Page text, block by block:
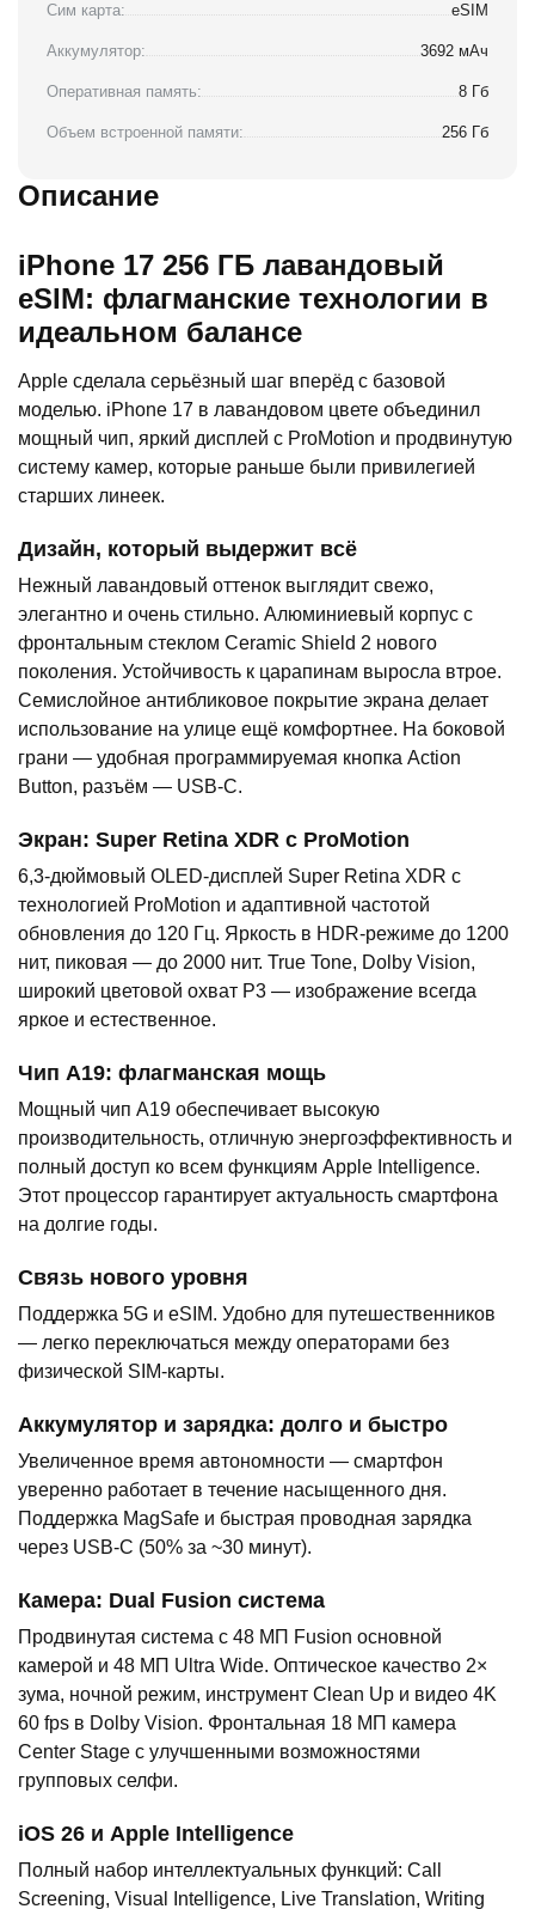
Сим карта: eSIM
Аккумулятор: 3692 мАч
Оперативная память: 8 Гб
Объем встроенной памяти: 256 Гб
Описание
iPhone 17 256 ГБ лавандовый
eSIM: флагманские технологии в
идеальном балансе
Apple сделала серьёзный шаг вперёд с базовой
моделью. iPhone 17 в лавандовом цвете объединил
мощный чип, яркий дисплей с ProMotion и продвинутую
систему камер, которые раньше были привилегией
старших линеек.
Дизайн, который выдержит всё
Нежный лавандовый оттенок выглядит свежо,
элегантно и очень стильно. Алюминиевый корпус с
фронтальным стеклом Ceramic Shield 2 нового
поколения. Устойчивость к царапинам выросла втрое.
Семислойное антибликовое покрытие экрана делает
использование на улице ещё комфортнее. На боковой
грани — удобная программируемая кнопка Action
Button, разъём — USB-C.
Экран: Super Retina XDR с ProMotion
6,3-дюймовый OLED-дисплей Super Retina XDR с
технологией ProMotion и адаптивной частотой
обновления до 120 Гц. Яркость в HDR-режиме до 1200
нит, пиковая — до 2000 нит. True Tone, Dolby Vision,
широкий цветовой охват P3 — изображение всегда
яркое и естественное.
Чип A19: флагманская мощь
Мощный чип A19 обеспечивает высокую
производительность, отличную энергоэффективность и
полный доступ ко всем функциям Apple Intelligence.
Этот процессор гарантирует актуальность смартфона
на долгие годы.
Связь нового уровня
Поддержка 5G и eSIM. Удобно для путешественников
— легко переключаться между операторами без
физической SIM-карты.
Аккумулятор и зарядка: долго и быстро
Увеличенное время автономности — смартфон
уверенно работает в течение насыщенного дня.
Поддержка MagSafe и быстрая проводная зарядка
через USB-C (50% за ~30 минут).
Камера: Dual Fusion система
Продвинутая система с 48 МП Fusion основной
камерой и 48 МП Ultra Wide. Оптическое качество 2×
зума, ночной режим, инструмент Clean Up и видео 4K
60 fps в Dolby Vision. Фронтальная 18 МП камера
Center Stage с улучшенными возможностями
групповых селфи.
iOS 26 и Apple Intelligence
Полный набор интеллектуальных функций: Call
Screening, Visual Intelligence, Live Translation, Writing